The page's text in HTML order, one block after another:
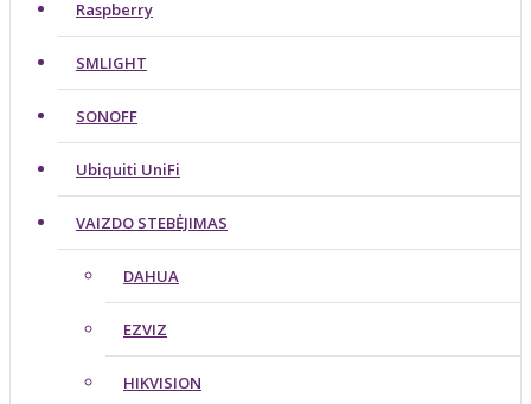
Raspberry
SMLIGHT
SONOFF
Ubiquiti UniFi
VAIZDO STEBĖJIMAS
DAHUA
EZVIZ
HIKVISION